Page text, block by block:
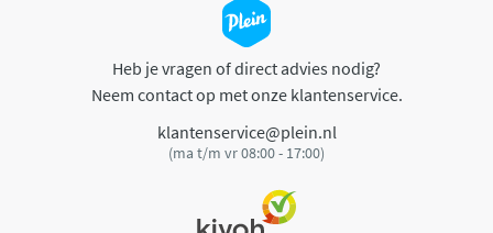
Heb je vragen of direct advies nodig?
Neem contact op met onze klantenservice.
klantenservice@plein.nl
(ma t/m vr 08:00 - 17:00)